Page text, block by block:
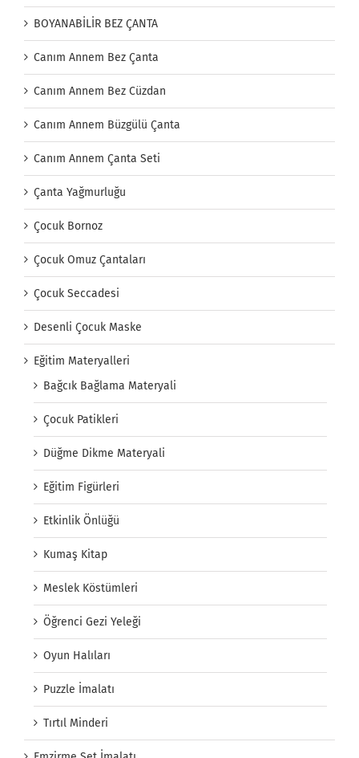
BOYANABİLİR BEZ ÇANTA
Canım Annem Bez Çanta
Canım Annem Bez Cüzdan
Canım Annem Büzgülü Çanta
Canım Annem Çanta Seti
Çanta Yağmurluğu
Çocuk Bornoz
Çocuk Omuz Çantaları
Çocuk Seccadesi
Desenli Çocuk Maske
Eğitim Materyalleri
Bağcık Bağlama Materyali
Çocuk Patikleri
Düğme Dikme Materyali
Eğitim Figürleri
Etkinlik Önlüğü
Kumaş Kitap
Meslek Köstümleri
Öğrenci Gezi Yeleği
Oyun Halıları
Puzzle İmalatı
Tırtıl Minderi